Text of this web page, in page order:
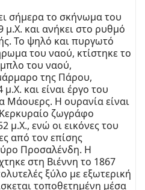
σήμερα το σκήνωμα του
μ.Χ. και ανήκει στο ρυθμό
Το ψηλό και πυργωτό
του ναού, κτίστηκε το
του ναού,
της Πάρου,
και είναι έργο του
Μάουερς. Η ουρανία είναι
ζωγράφο
μ.Χ., ενώ οι εικόνες του
από τον επίσης
Προσαλένδη. Η
στη Βιέννη το 1867
ξύλο με εξωτερική
τοποθετημένη μέσα